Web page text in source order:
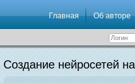
Главная Об авторе
Создание нейросетей